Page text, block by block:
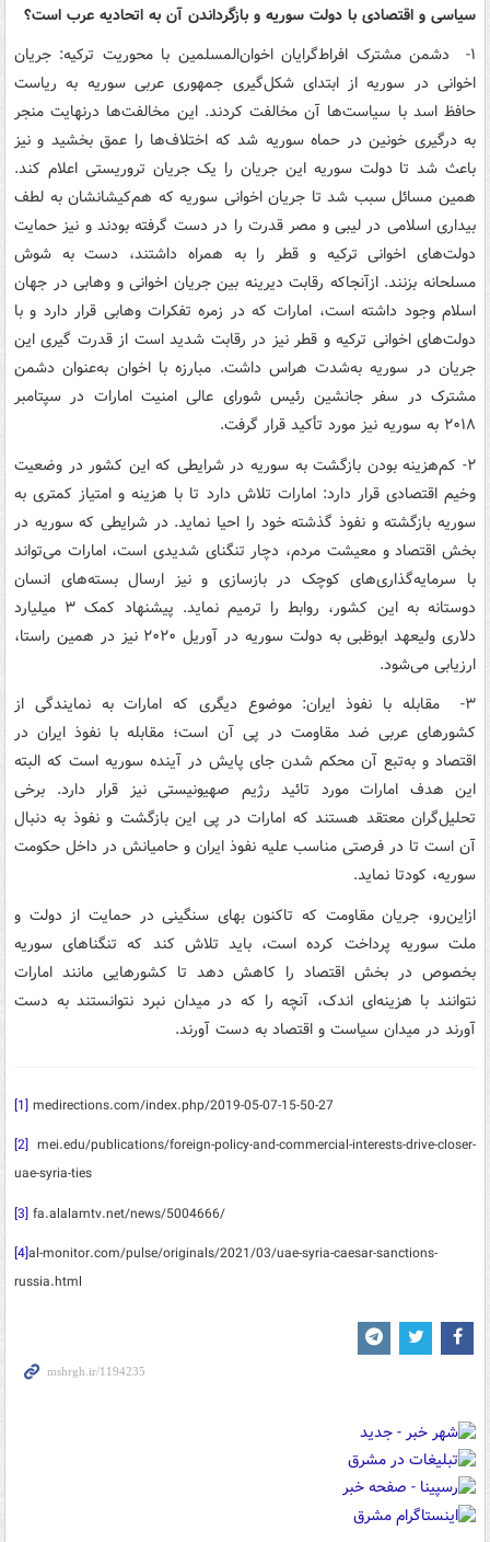
سیاسی و اقتصادی با دولت سوریه و بازگرداندن آن به اتحادیه عرب است؟
۱- دشمن مشترک افراط‌گرایان اخوان‌المسلمین با محوریت ترکیه: جریان
اخوانی در سوریه از ابتدای شکل‌گیری جمهوری عربی سوریه به ریاست
حافظ اسد با سیاست‌ها آن مخالفت کردند. این مخالفت‌ها درنهایت منجر
به درگیری خونین در حماه سوریه شد که اختلاف‌ها را عمق بخشید و نیز
باعث شد تا دولت سوریه این جریان را یک جریان تروریستی اعلام کند.
همین مسائل سبب شد تا جریان اخوانی سوریه که هم‌کیشانشان به لطف
بیداری اسلامی در لیبی و مصر قدرت را در دست گرفته بودند و نیز حمایت
دولت‌های اخوانی ترکیه و قطر را به همراه داشتند، دست به شوش
مسلحانه بزنند. ازآنجاکه رقابت دیرینه بین جریان اخوانی و وهابی در جهان
اسلام وجود داشته است، امارات که در زمره تفکرات وهابی قرار دارد و با
دولت‌های اخوانی ترکیه و قطر نیز در رقابت شدید است از قدرت گیری این
جریان در سوریه به‌شدت هراس داشت. مبارزه با اخوان به‌عنوان دشمن
مشترک در سفر جانشین رئیس شورای عالی امنیت امارات در سپتامبر
۲۰۱۸ به سوریه نیز مورد تأکید قرار گرفت.
۲- کم‌هزینه بودن بازگشت به سوریه در شرایطی که این کشور در وضعیت
وخیم اقتصادی قرار دارد: امارات تلاش دارد تا با هزینه و امتیاز کمتری به
سوریه بازگشته و نفوذ گذشته خود را احیا نماید. در شرایطی که سوریه در
بخش اقتصاد و معیشت مردم، دچار تنگنای شدیدی است، امارات می‌تواند
با سرمایه‌گذاری‌های کوچک در بازسازی و نیز ارسال بسته‌های انسان
دوستانه به این کشور، روابط را ترمیم نماید. پیشنهاد کمک ۳ میلیارد
دلاری ولیعهد ابوظبی به دولت سوریه در آوریل ۲۰۲۰ نیز در همین راستا،
ارزیابی می‌شود.
۳- مقابله با نفوذ ایران: موضوع دیگری که امارات به نمایندگی از
کشورهای عربی ضد مقاومت در پی آن است؛ مقابله با نفوذ ایران در
اقتصاد و به‌تبع آن محکم شدن جای پایش در آینده سوریه است که البته
این هدف امارات مورد تائید رژیم صهیونیستی نیز قرار دارد. برخی
تحلیل‌گران معتقد هستند که امارات در پی این بازگشت و نفوذ به دنبال
آن است تا در فرصتی مناسب علیه نفوذ ایران و حامیانش در داخل حکومت
سوریه، کودتا نماید.
ازاین‌رو، جریان مقاومت که تاکنون بهای سنگینی در حمایت از دولت و
ملت سوریه پرداخت کرده است، باید تلاش کند که تنگناهای سوریه
بخصوص در بخش اقتصاد را کاهش دهد تا کشورهایی مانند امارات
نتوانند با هزینه‌ای اندک، آنچه را که در میدان نبرد نتوانستند به دست
آورند در میدان سیاست و اقتصاد به دست آورند.
[1] medirections.com/index.php/2019-05-07-15-50-27
[2] mei.edu/publications/foreign-policy-and-commercial-interests-drive-closer-
uae-syria-ties
[3] fa.alalamtv.net/news/5004666/
[4]al-monitor.com/pulse/originals/2021/03/uae-syria-caesar-sanctions-
russia.html